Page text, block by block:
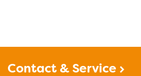
Contact & Service